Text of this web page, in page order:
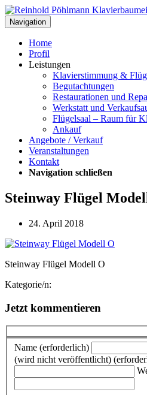
Navigation
Home
Profil
Leistungen
Klavierstimmung &
Begutachtungen
Restaurationen und
Werkstatt und
Flügelsaal – Raum für
Ankauf
Angebote / Verkauf
Veranstaltungen
Kontakt
Navigation schließen
Steinway Flügel
24. April 2018
Steinway Flügel Modell O
Kategorie/n:
Jetzt kommentieren
Name (erforderlich)
(wird nicht veröffentlicht)